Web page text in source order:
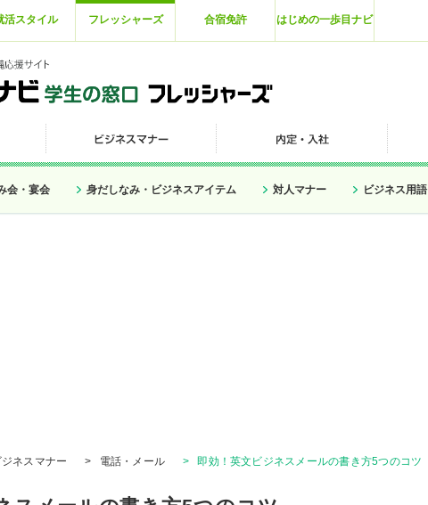
活スタイル フレッシャーズ 合宿免許 はじめの一歩目ナビ
会・宴会 身だしなみ・ビジネスアイテム 対人マナー ビジネス用語
ジネスマナー > 電話・メール > 即効！英文ビジネスメールの書き方5つのコツ